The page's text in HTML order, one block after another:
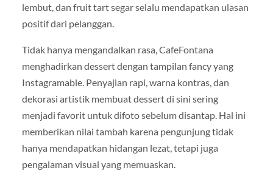
lembut, dan fruit tart segar selalu mendapatkan ulasan
positif dari pelanggan.
Tidak hanya mengandalkan rasa, CafeFontana
menghadirkan dessert dengan tampilan fancy yang
Instagramable. Penyajian rapi, warna kontras, dan
dekorasi artistik membuat dessert di sini sering
menjadi favorit untuk difoto sebelum disantap. Hal ini
memberikan nilai tambah karena pengunjung tidak
hanya mendapatkan hidangan lezat, tetapi juga
pengalaman visual yang memuaskan.